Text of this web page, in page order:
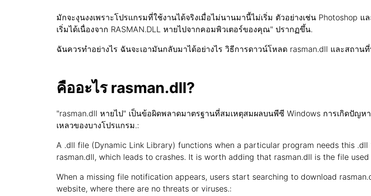
มักจะงุนงงเพราะโปรแกรมที่ใช้งานได้จริงเมื่อไม่นานมานี้ไม่เริ่ม ตัวอย่างเช่น
เริ่มได้เนื่องจาก RASMAN.DLL หายไปจากคอมพิวเตอร์ของคุณ" ปรากฏขึ้น.
ฉันควรทำอย่างไร ฉันจะเอามันกลับมาได้อย่างไร วิธีการดาวน์โหลด rasman.dll และสถา
คืออะไร rasman.dll?
"rasman.dll หายไป" เป็นข้อผิดพลาดมาตรฐานที่สมเหตุสมผลบนพีซี Windows การเกิดปัญ
เหลวของบางโปรแกรม.:
A .dll file (Dynamic Link Library) functions when a particular program needs this
rasman.dll, which leads to crashes. It is worth adding that rasman.dll is the file
When a missing file notification appears, users start searching to download
website, where there are no threats or viruses.: